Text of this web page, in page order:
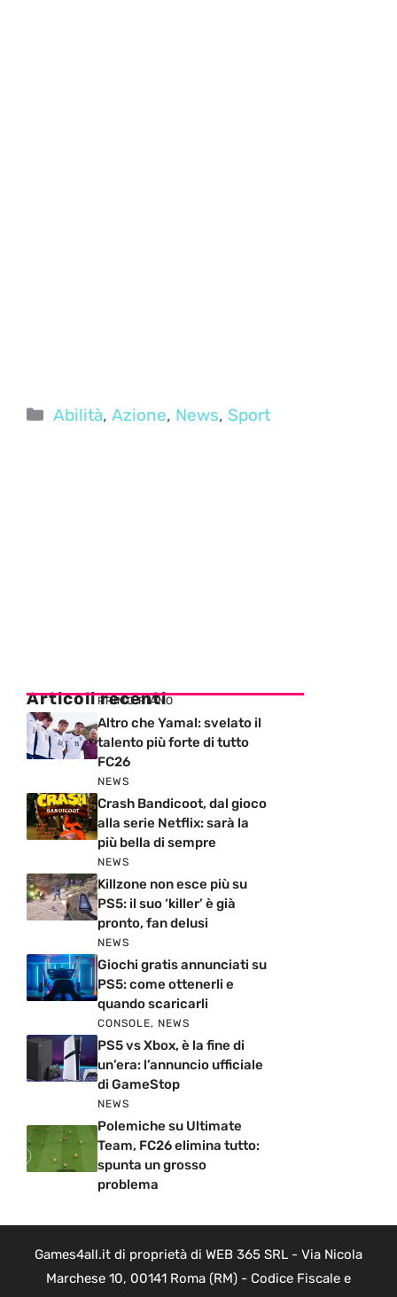
Categorie
Abilità,Azione, News, Sport
Articoli recenti
PRIMO PIANO
Altro che Yamal: svelato il
talento più forte di tutto
FC26
NEWS
Crash Bandicoot, dal gioco
alla serie Netflix: sarà la
più bella di sempre
NEWS
Killzone non esce più su
PS5: il suo ‘killer’ è già
pronto, fan delusi
NEWS
Giochi gratis annunciati su
PS5: come ottenerli e
quando scaricarli
CONSOLE, NEWS
PS5 vs Xbox, è la fine di
un’era: l’annuncio ufficiale
di GameStop
NEWS
Polemiche su Ultimate
Team, FC26 elimina tutto:
spunta un grosso
problema
Games4all.it di proprietà di WEB 365 SRL - Via Nicola
Marchese 10, 00141 Roma (RM) - Codice Fiscale e